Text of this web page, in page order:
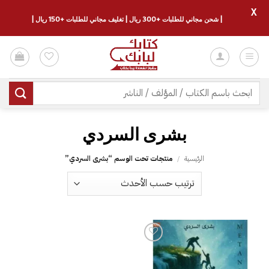
للمحتوى
البحث
عن:
الرئيسية / منتجات تحت الوسم “‎بشرى السردي‎”
إضافة
إلى
قائمة
| شحن مجاني للطلبات +300 ريال | تغليف مجاني للطلبات +150 ريال |
X